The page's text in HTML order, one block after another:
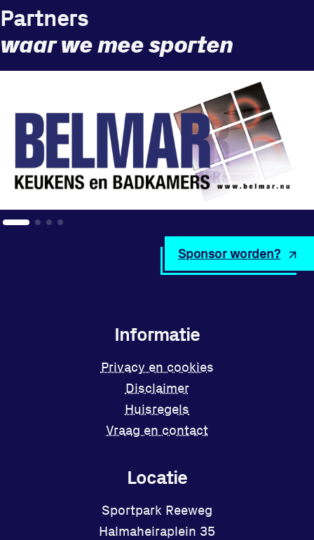
Halmaheiraplein 35
3312 GH Dordrecht
Bekijk locatie
Informatie
Privacy en cookies
Disclaimer
Huisregels
Vraag en contact
Locatie
Sportpark Reeweg
Halmaheiraplein 35
Informatie
Privacy en cookies
Disclaimer
Huisregels
Vraag en contact
Partners
waar we mee sporten
Sponsor worden?